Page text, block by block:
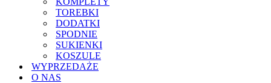
TOREBKI
DODATKI
SPODNIE
SUKIENKI
KOSZULE
WYPRZEDAŻE
O NAS